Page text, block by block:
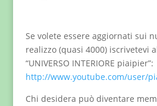
Se volete essere aggiornati sui
realizzo (quasi 4000) iscrivetevi
“UNIVERSO INTERIORE piaipier”:
http://www.youtube.com/user/
Chi desidera può diventare